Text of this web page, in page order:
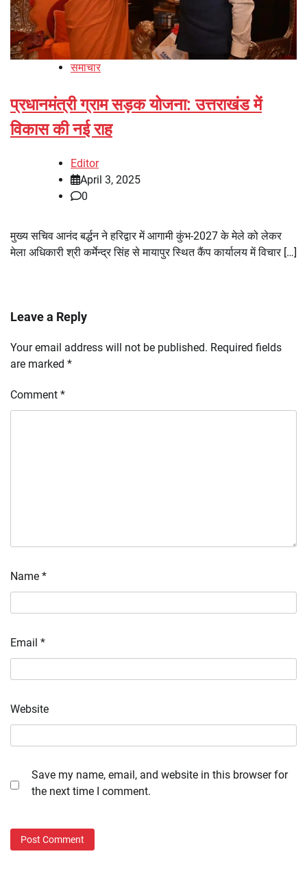
समाचार
प्रधानमंत्री ग्राम सड़क योजना: उत्तराखंड में
विकास की नई राह
Editor
April 3, 2025
0
मुख्य सचिव आनंद बर्द्धन ने हरिद्वार में आगामी कुंभ-2027 के मेले को लेकर
मेला अधिकारी श्री कर्मेन्द्र सिंह से मायापुर स्थित कैंप कार्यालय में विचार […]
Leave a Reply
Your email address will not be published. Required fields
are marked *
Comment *
Name *
Email *
Website
Save my name, email, and website in this browser for
the next time I comment.